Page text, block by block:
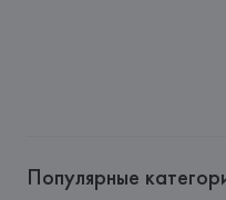
Популярные